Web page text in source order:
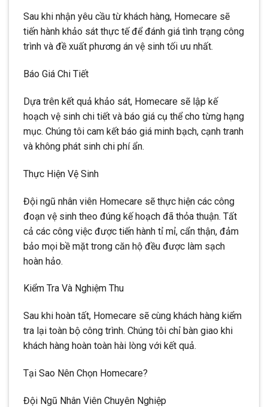
Sau khi nhận yêu cầu từ khách hàng, Homecare sẽ
tiến hành khảo sát thực tế để đánh giá tình trạng công
trình và đề xuất phương án vệ sinh tối ưu nhất.
Báo Giá Chi Tiết
Dựa trên kết quả khảo sát, Homecare sẽ lập kế
hoạch vệ sinh chi tiết và báo giá cụ thể cho từng hạng
mục. Chúng tôi cam kết báo giá minh bạch, cạnh tranh
và không phát sinh chi phí ẩn.
Thực Hiện Vệ Sinh
Đội ngũ nhân viên Homecare sẽ thực hiện các công
đoạn vệ sinh theo đúng kế hoạch đã thỏa thuận. Tất
cả các công việc được tiến hành tỉ mỉ, cẩn thận, đảm
bảo mọi bề mặt trong căn hộ đều được làm sạch
hoàn hảo.
Kiểm Tra Và Nghiệm Thu
Sau khi hoàn tất, Homecare sẽ cùng khách hàng kiểm
tra lại toàn bộ công trình. Chúng tôi chỉ bàn giao khi
khách hàng hoàn toàn hài lòng với kết quả.
Tại Sao Nên Chọn Homecare?
Đội Ngũ Nhân Viên Chuyên Nghiệp